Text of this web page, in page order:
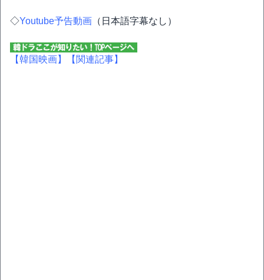
◇Youtube予告動画 （日本語字幕なし）
【韓国映画】 【関連記事】